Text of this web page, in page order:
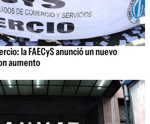
la FAECyS anunció un nuevo
aumento